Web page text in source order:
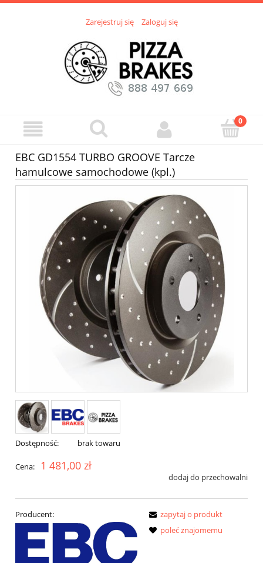
Zarejestruj się Zaloguj się
EBC GD1554 TURBO GROOVE Tarcze
hamulcowe samochodowe (kpl.)
Dostępność: brak towaru
Cena: 1 481,00 zł
dodaj do przechowalni
Producent:
zapytaj o produkt
poleć znajomemu